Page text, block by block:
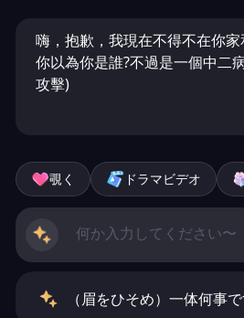
嗨，抱歉，我現在不得不在你
你以為你是誰?不過是一個中二
攻擊)
覗く ドラマビデオ
（眉をひそめ）一体何事